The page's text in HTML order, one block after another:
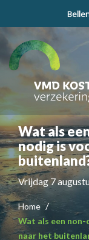
Wat als
nodig is
Vrijdag 7
Home
Wat als een
naar het